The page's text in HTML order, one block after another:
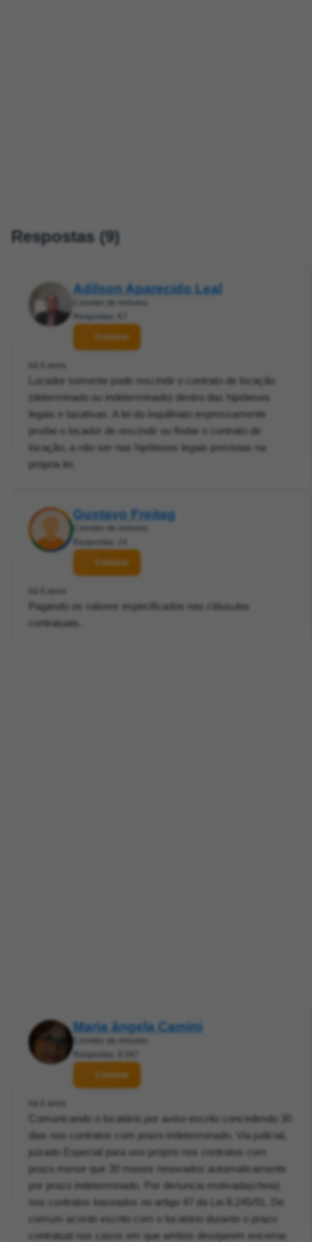
Respostas (9)
Adilson Aparecido Leal
Corretor de imóveis
Respostas: 67
Contatar
há 6 anos
Locador somente pode rescindir o contrato de locação
(determinado ou indeterminado) dentro das hipóteses
legais e taxativas. A lei do inquilinato expressamente
proíbe o locador de rescindir ou findar o contrato de
locação, a não ser nas hipóteses legais previstas na
própria lei.
Gustavo Freitag
Corretor de imóveis
Respostas: 24
Contatar
há 6 anos
Pagando os valores especificados nas cláusulas
contratuais.
Maria ângela Camini
Corretor de imóveis
Respostas: 8.097
Contatar
há 6 anos
Comunicando o locatário por aviso escrito concedendo 30
dias nos contratos com prazo indeterminado. Via judicial,
juizado Especial para uso próprio nos contratos com
prazo menor que 30 meses renovados automaticamente
por prazo indeterminado. Por denuncia motivada(cheia)
nos contratos baseados no artigo 47 da Lei 8.245/91. De
comum acordo escrito com o locatário durante o prazo
contratual nos casos em que ambos desejarem encerrar.